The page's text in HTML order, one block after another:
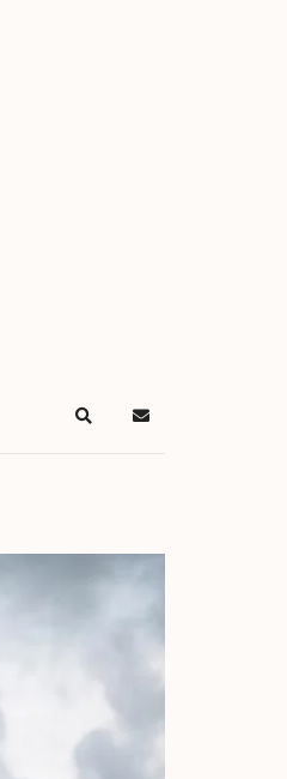
SearchOdběr Blogu